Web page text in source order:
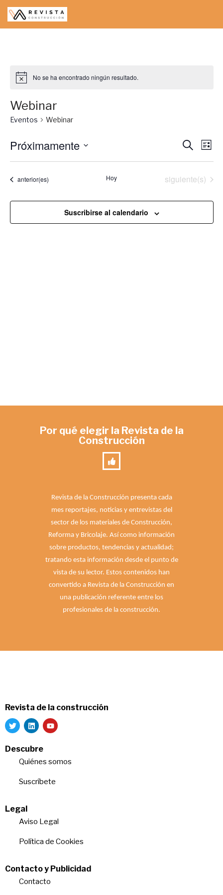
Saltar
No se ha encontrado ningún resultado.
Webinar
Eventos Webinar
de
y
vistas
Buscar
de
Lista
Próximamente
Eventos
anterior(es) Hoy Eventos
siguiente(s)
Suscribirse al calendario
Por qué elegir la Revista de la
Construcción
Revista de la Construcción presenta cada
mes reportajes, noticias y entrevistas del
sector de los materiales de Construcción,
Reforma y Bricolaje. Así como información
sobre productos, tendencias y actualidad;
tratando esta información desde el punto de
vista de su lector. Estos contenidos han
convertido a Revista de la Construcción en
una publicación referente entre los
profesionales de la construcción.
Revista de la construcción
Descubre
Quiénes somos
Suscríbete
Legal
Aviso Legal
Política de Cookies
Contacto y Publicidad
Contacto